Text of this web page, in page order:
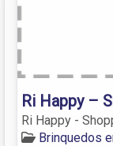
Ri Happy –
Ri Happy -
Brinquedos